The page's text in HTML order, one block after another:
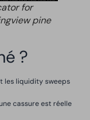
for
pine
?
les liquidity sweeps
cassure est réelle